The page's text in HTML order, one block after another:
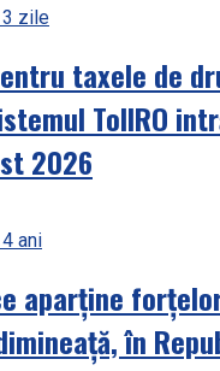
3 zile
taxele de
TollRO
2026
ani
aparține
în